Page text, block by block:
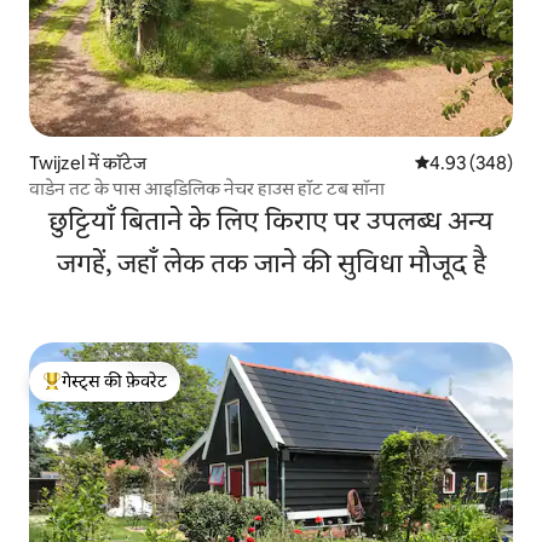
Twijzel में कॉटेज औसत रेटिंग 5 में से
4.93 (348)
वाडेन तट के पास आइडिलिक नेचर हाउस हॉट टब सॉना
छुट्टियाँ बिताने के लिए किराए पर उपलब्ध अन्य
जगहें, जहाँ लेक तक जाने की सुविधा मौजूद है
गेस्ट्स का टॉप फ़ेवरेट
गेस्ट्स की फ़ेवरेट